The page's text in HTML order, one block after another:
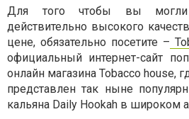
Для того чтобы вы могли
действительно высокого
цене, обязательно посетите –
официальный интернет-сайт
онлайн магазина Tobacco house,
представлен так ныне
кальяна Daily Hookah в широком